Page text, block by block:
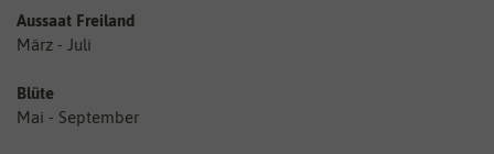
Aussaat Freiland
März - Juli
Blüte
Mai - September